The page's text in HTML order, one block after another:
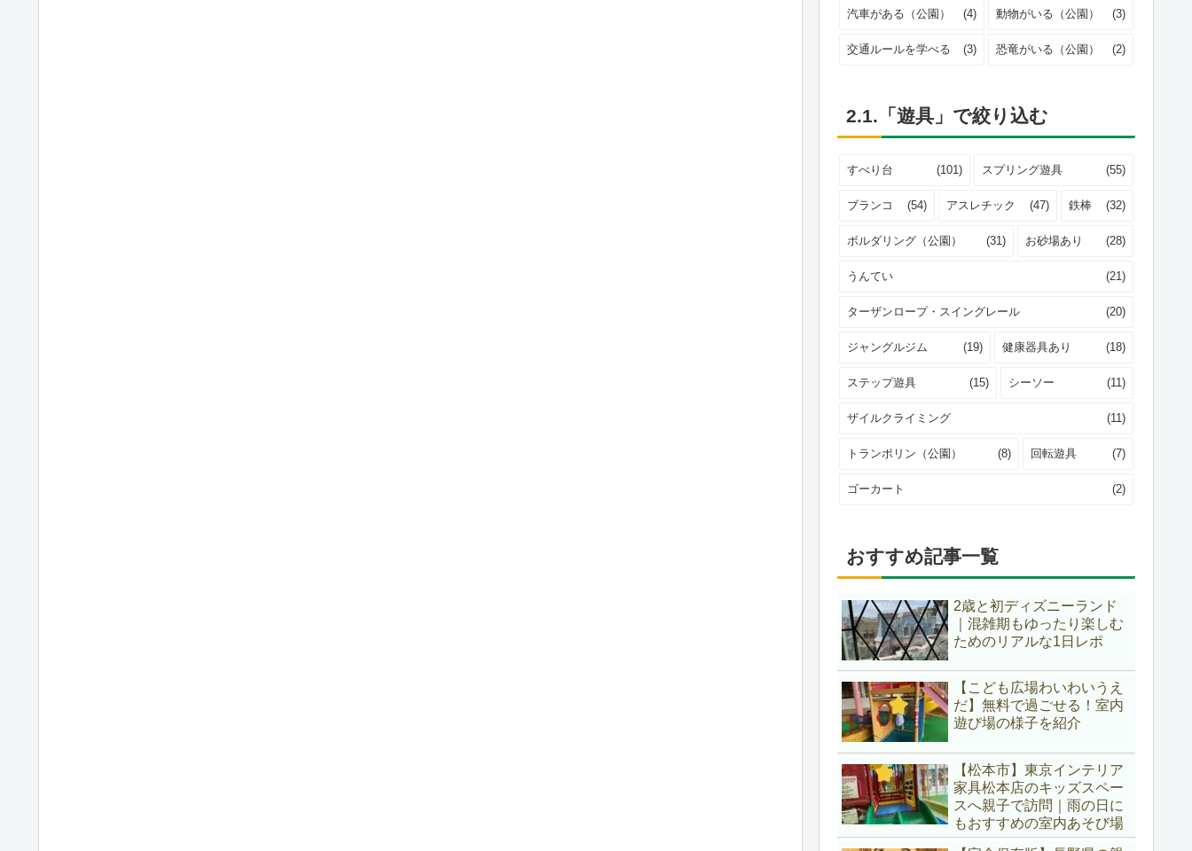
汽車がある（公園） (4) 動物がいる（公園） (3)
交通ルールを学べる (3) 恐竜がいる（公園） (2)
2.1.「遊具」で絞り込む
すべり台 (101) スプリング遊具 (55)
ブランコ (54) アスレチック (47) 鉄棒 (32)
ボルダリング（公園） (31) お砂場あり (28)
うんてい (21)
ターザンロープ・スイングレール (20)
ジャングルジム (19) 健康器具あり (18)
ステップ遊具 (15) シーソー (11)
ザイルクライミング (11)
トランポリン（公園） (8) 回転遊具 (7)
ゴーカート (2)
おすすめ記事一覧
2歳と初ディズニーランド
｜混雑期もゆったり楽しむ
ためのリアルな1日レポ
【こども広場わいわいうえ
だ】無料で過ごせる！室内
遊び場の様子を紹介
【松本市】東京インテリア
家具松本店のキッズスペー
スへ親子で訪問｜雨の日に
もおすすめの室内あそび場